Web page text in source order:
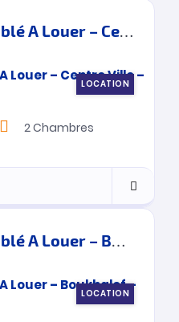
Appartement Meublé A Louer – Centre Ville – Tanger
LOCATION
2Chambres
Appartement Meublé A Louer – Boukhalef – Tanger
LOCATION